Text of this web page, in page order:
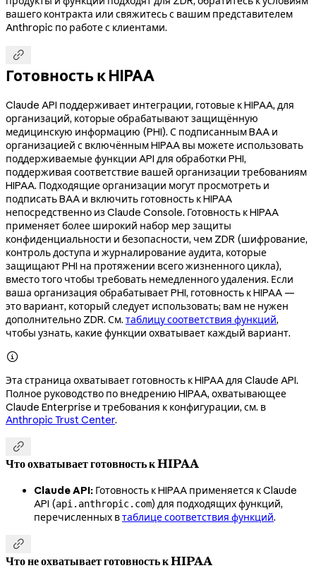
вашего контракта или свяжитесь с вашим представителем
Anthropic по работе с клиентами.

Готовность к HIPAA
Claude API поддерживает интеграции, готовые к HIPAA, для
организаций, которые обрабатывают защищённую
медицинскую информацию (PHI). С подписанным BAA и
организацией с включённым HIPAA вы можете использовать
поддерживаемые функции API для обработки PHI,
поддерживая соответствие вашей организации требованиям
HIPAA. Подходящие организации могут просмотреть и
подписать BAA и включить готовность к HIPAA
непосредственно из Claude Console. Готовность к HIPAA
применяет более широкий набор мер защиты
конфиденциальности и безопасности, чем ZDR (шифрование,
контроль доступа и журналирование аудита, которые
защищают PHI на протяжении всего жизненного цикла),
вместо того чтобы требовать немедленного удаления. Если
ваша организация обрабатывает PHI, готовность к HIPAA —
это вариант, который следует использовать; вам не нужен
дополнительно ZDR. См. таблицу соответствия функций,
чтобы узнать, какие функции охватывает каждый вариант.

Эта страница охватывает готовность к HIPAA для Claude API.
Полное руководство по внедрению HIPAA, охватывающее
Claude Enterprise и требования к конфигурации, см. в
Anthropic Trust Center.

Что охватывает готовность к HIPAA
Claude API: Готовность к HIPAA применяется к Claude
API (api.anthropic.com) для подходящих функций,
перечисленных втаблице соответствия функций.

Что не охватывает готовность к HIPAA